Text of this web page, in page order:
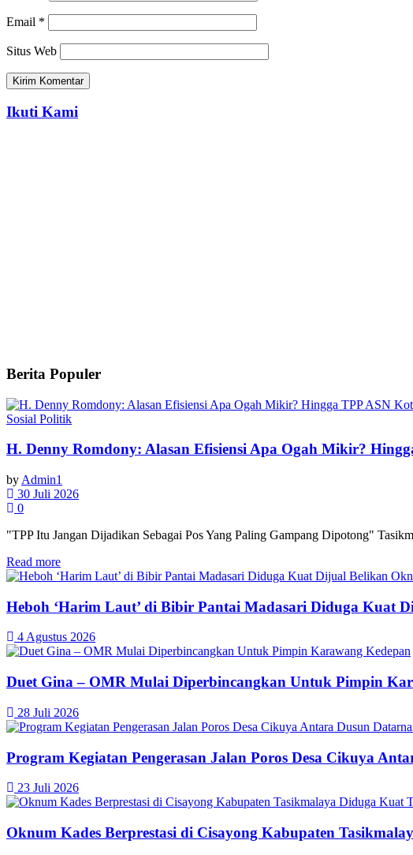
Email *
Situs Web
Ikuti Kami
Berita Populer
Sosial Politik
H. Denny Romdony: Alasan Efisiensi Apa Ogah Mikir?
by Admin1
30 Juli 2026
0
"TPP Itu Jangan Dijadikan Sebagai Pos Yang Paling Gampang Dipotong"
Read more
Heboh ‘Harim Laut’ di Bibir Pantai Madasari Diduga Kuat
4 Agustus 2026
Duet Gina – OMR Mulai Diperbincangkan Untuk Pimpin
28 Juli 2026
Program Kegiatan Pengerasan Jalan Poros Desa Cikuya
23 Juli 2026
Oknum Kades Berprestasi di Cisayong Kabupaten